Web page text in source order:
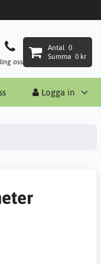
oss
Antal 0
Summa 0 kr
Logga in